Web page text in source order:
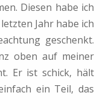
Diesen habe ich
Jahr habe ich
geschenkt.
oben auf meiner
Er ist schick, hält
ein Teil, das